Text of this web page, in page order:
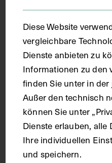
Material
Karton
Technik
Bleistiftzeichnung
Maße
Diese Website
vergleichbare
Dienste anbieten zu
Informationen zu den
finden Sie unter in
Außer den technisch
können Sie unter
Dienste erlauben, alle
Ihre individuellen
und speichern.